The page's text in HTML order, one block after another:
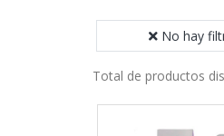
No hay
Total de productos